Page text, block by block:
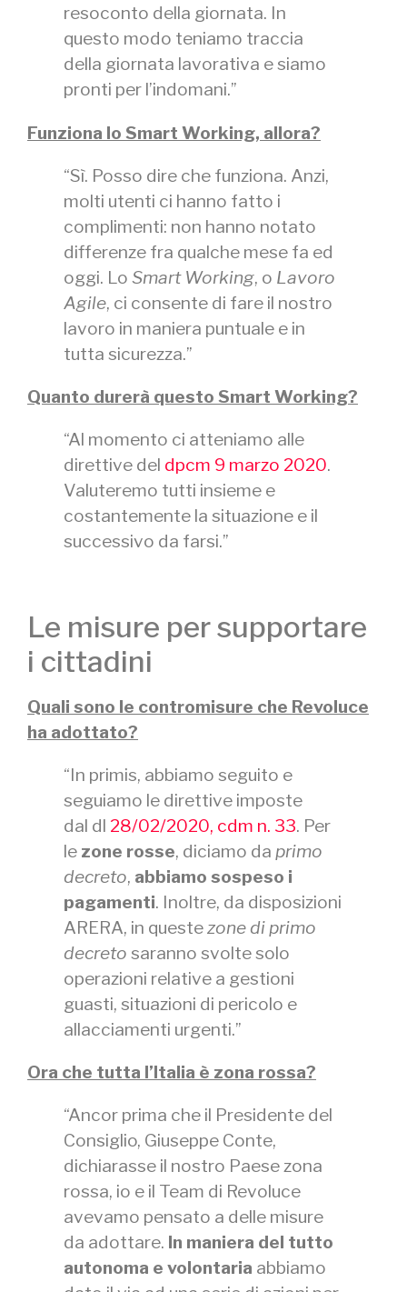
resoconto della giornata. In
questo modo teniamo traccia
della giornata lavorativa e siamo
pronti per l’indomani.”
Funziona lo Smart Working, allora?
“Sì. Posso dire che funziona. Anzi,
molti utenti ci hanno fatto i
complimenti: non hanno notato
differenze fra qualche mese fa ed
oggi. Lo Smart Working, o Lavoro
Agile, ci consente di fare il nostro
lavoro in maniera puntuale e in
tutta sicurezza.”
Quanto durerà questo Smart Working?
“Al momento ci atteniamo alle
direttive del dpcm 9 marzo 2020.
Valuteremo tutti insieme e
costantemente la situazione e il
successivo da farsi.”
Le misure per supportare
i cittadini
Quali sono le contromisure che Revoluce
ha adottato?
“In primis, abbiamo seguito e
seguiamo le direttive imposte
dal dl 28/02/2020, cdm n. 33. Per
le zone rosse, diciamo da primo
decreto, abbiamo sospeso i
pagamenti. Inoltre, da disposizioni
ARERA, in questezone di primo
decreto saranno svolte solo
operazioni relative a gestioni
guasti, situazioni di pericolo e
allacciamenti urgenti.”
Ora che tutta l’Italia è zona rossa?
“Ancor prima che il Presidente del
Consiglio, Giuseppe Conte,
dichiarasse il nostro Paese zona
rossa, io e il Team di Revoluce
avevamo pensato a delle misure
da adottare. In maniera del tutto
autonoma e volontaria abbiamo